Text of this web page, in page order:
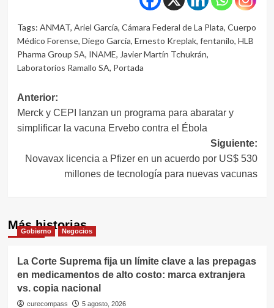
Tags: ANMAT, Ariel García, Cámara Federal de La Plata, Cuerpo
Médico Forense, Diego García, Ernesto Kreplak, fentanilo, HLB
Pharma Group SA, INAME, Javier Martín Tchukrán,
Laboratorios Ramallo SA, Portada
Navegación
de
entradas
Anterior:
Merck y CEPI lanzan un programa para abaratar y
simplificar la vacuna Ervebo contra el Ébola
Siguiente:
Novavax licencia a Pfizer en un acuerdo por US$ 530
millones de tecnología para nuevas vacunas
Más historias
Gobierno Negocios
La Corte Suprema fija un límite clave a las prepagas
en medicamentos de alto costo: marca extranjera
vs. copia nacional
curecompass
5 agosto, 2026